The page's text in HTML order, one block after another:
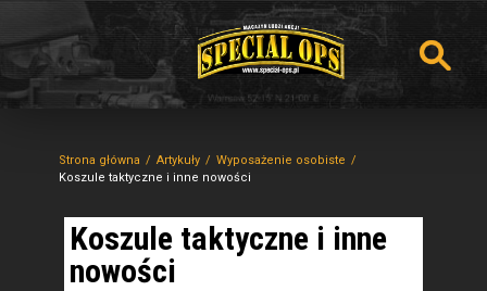
Strona główna Artykuły
Wyposażenie osobiste
Koszule taktyczne i inne nowości
Koszule taktyczne i inne
nowości